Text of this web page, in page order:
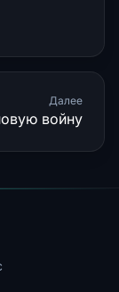
Далее
войну